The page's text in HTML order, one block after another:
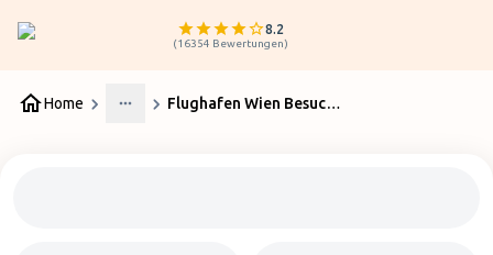
8.2
(16354 Bewertungen)
Home
More
Flughafen Wien Besucherterrasse